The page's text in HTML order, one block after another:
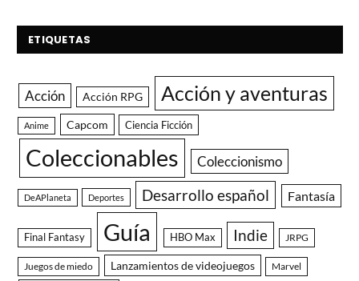
ETIQUETAS
Acción Acción RPG Acción y aventuras
Anime Capcom Ciencia Ficción
Coleccionables Coleccionismo
DeAPlaneta Deportes Desarrollo español Fantasía
Final Fantasy Guía HBO Max Indie JRPG
Juegos de miedo Lanzamientos de videojuegos Marvel